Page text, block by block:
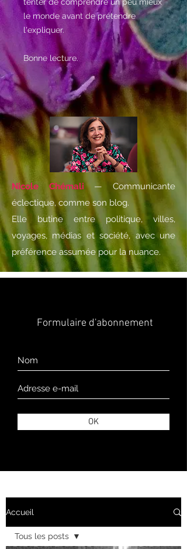
le monde avant de prétendre
l'expliquer.
Bonne lecture.
Nicole Chémali — Communicante
éclectique, comme son blog.
Elle butine entre politique, villes,
voyages, médias et société, avec une
préférence assumée pour la nuance.
Formulaire d'abonnement
OK
Accueil
Tous les posts